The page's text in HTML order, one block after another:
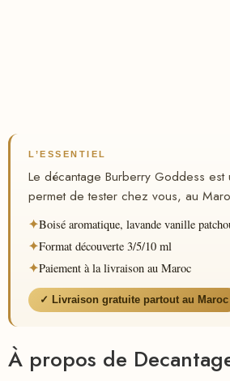
L’ESSENTIEL
Le décantage Burberry Goddess
permet de tester chez vous, au
✦Boisé aromatique, lavande vanille
✦Format découverte 3/5/10 ml
✦Paiement à la livraison au Maroc
✓ Livraison gratuite partout au Maroc
À propos de